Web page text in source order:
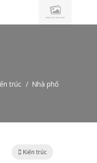
trúc / Nhà phố
Kiến trúc